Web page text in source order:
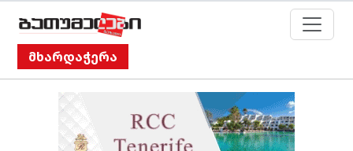
მხარდაჭერა